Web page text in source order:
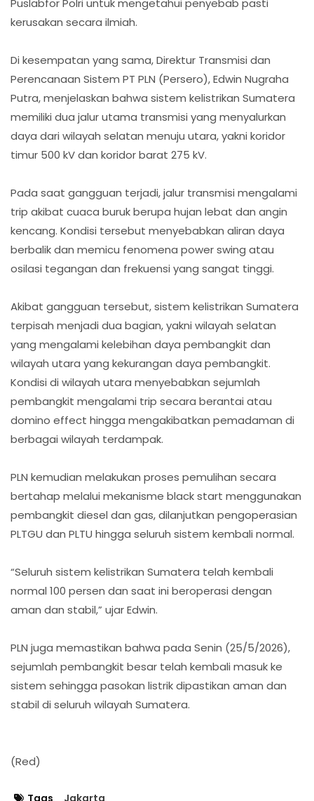
Puslabfor Polri untuk mengetahui penyebab pasti
kerusakan secara ilmiah.
Di kesempatan yang sama, Direktur Transmisi dan
Perencanaan Sistem PT PLN (Persero), Edwin Nugraha
Putra, menjelaskan bahwa sistem kelistrikan Sumatera
memiliki dua jalur utama transmisi yang menyalurkan
daya dari wilayah selatan menuju utara, yakni koridor
timur 500 kV dan koridor barat 275 kV.
Pada saat gangguan terjadi, jalur transmisi mengalami
trip akibat cuaca buruk berupa hujan lebat dan angin
kencang. Kondisi tersebut menyebabkan aliran daya
berbalik dan memicu fenomena power swing atau
osilasi tegangan dan frekuensi yang sangat tinggi.
Akibat gangguan tersebut, sistem kelistrikan Sumatera
terpisah menjadi dua bagian, yakni wilayah selatan
yang mengalami kelebihan daya pembangkit dan
wilayah utara yang kekurangan daya pembangkit.
Kondisi di wilayah utara menyebabkan sejumlah
pembangkit mengalami trip secara berantai atau
domino effect hingga mengakibatkan pemadaman di
berbagai wilayah terdampak.
PLN kemudian melakukan proses pemulihan secara
bertahap melalui mekanisme black start menggunakan
pembangkit diesel dan gas, dilanjutkan pengoperasian
PLTGU dan PLTU hingga seluruh sistem kembali normal.
“Seluruh sistem kelistrikan Sumatera telah kembali
normal 100 persen dan saat ini beroperasi dengan
aman dan stabil,” ujar Edwin.
PLN juga memastikan bahwa pada Senin (25/5/2026),
sejumlah pembangkit besar telah kembali masuk ke
sistem sehingga pasokan listrik dipastikan aman dan
stabil di seluruh wilayah Sumatera.
(Red)
Tags Jakarta